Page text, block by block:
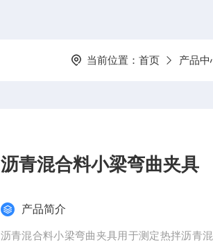
当前位置： 首页 产品中
沥青混合料小梁弯曲夹具
产品简介
沥青混合料小梁弯曲夹具用于测定热拌沥青